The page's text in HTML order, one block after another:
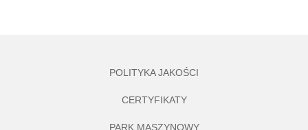
POLITYKA JAKOŚCI
CERTYFIKATY
PARK MASZYNOWY